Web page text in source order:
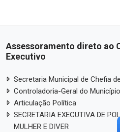
Assessoramento direto ao
Executivo
Secretaria Municipal de Chefia
Controladoria-Geral do
Articulação Política
SECRETARIA EXECUTIVA DE
MULHER E DIVER